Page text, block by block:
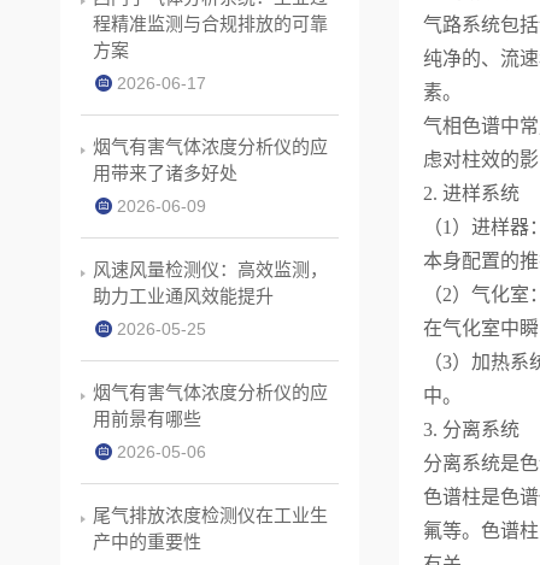
气路系统包
纯净的、流
素。
气相色谱中
虑对柱效的
2. 进样系统
（1）进样
本身配置的
（2）气化
在气化室中
（3）加热
中。
3. 分离系统
分离系统是
色谱柱是色
氟等。色谱
程精准监测与合规排放的可靠
方案
2026-06-17
烟气有害气体浓度分析仪的应
用带来了诸多好处
2026-06-09
风速风量检测仪：高效监测，
助力工业通风效能提升
2026-05-25
烟气有害气体浓度分析仪的应
用前景有哪些
2026-05-06
尾气排放浓度检测仪在工业生
产中的重要性